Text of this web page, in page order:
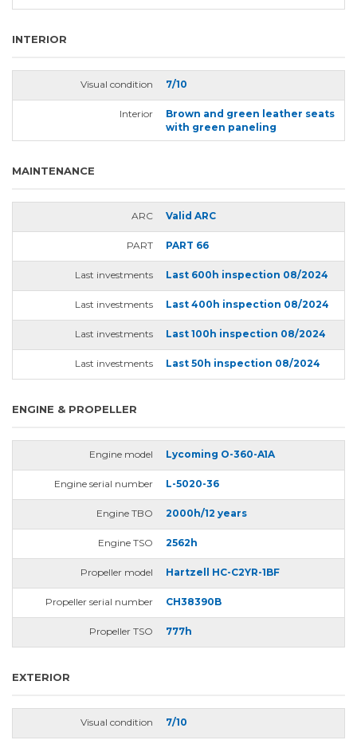
INTERIOR
Visual condition 7/10
Interior
Brown and green leather seats
with green paneling
MAINTENANCE
ARC Valid ARC
PART PART 66
Last investments Last 600h inspection 08/2024
Last investments Last 400h inspection 08/2024
Last investments Last 100h inspection 08/2024
Last investments Last 50h inspection 08/2024
ENGINE & PROPELLER
Engine model Lycoming O-360-A1A
Engine serial number L-5020-36
Engine TBO 2000h/12 years
Engine TSO 2562h
Propeller model Hartzell HC-C2YR-1BF
Propeller serial number CH38390B
Propeller TSO 777h
EXTERIOR
Visual condition 7/10